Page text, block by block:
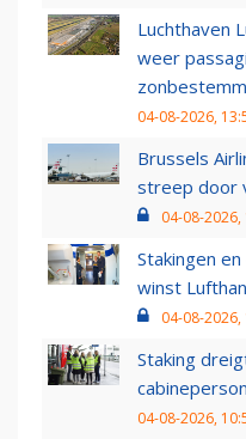
Luchthaven
weer
04-08-2026,
Brussels
streep door
04-08-2026,
Stakingen
winst
04-08-2026,
Staking
04-08-2026,